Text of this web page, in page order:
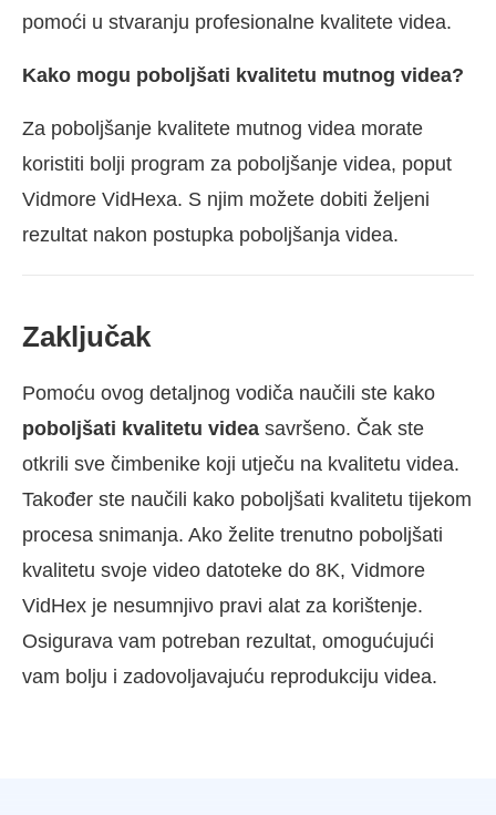
pomoći u stvaranju profesionalne kvalitete videa.
Kako mogu poboljšati kvalitetu mutnog videa?
Za poboljšanje kvalitete mutnog videa morate
koristiti bolji program za poboljšanje videa, poput
Vidmore VidHexa. S njim možete dobiti željeni
rezultat nakon postupka poboljšanja videa.
Zaključak
Pomoću ovog detaljnog vodiča naučili ste kako
poboljšati kvalitetu videa savršeno. Čak ste
otkrili sve čimbenike koji utječu na kvalitetu videa.
Također ste naučili kako poboljšati kvalitetu tijekom
procesa snimanja. Ako želite trenutno poboljšati
kvalitetu svoje video datoteke do 8K, Vidmore
VidHex je nesumnjivo pravi alat za korištenje.
Osigurava vam potreban rezultat, omogućujući
vam bolju i zadovoljavajuću reprodukciju videa.